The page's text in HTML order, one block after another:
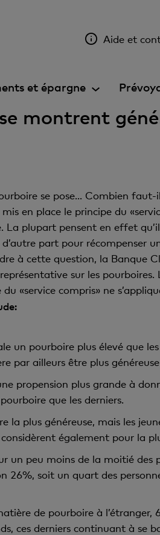
Aide et
et épargne
montrent
se pose... Combien
en place le principe du
plupart pensent en effet
part pour récompenser
à cette question, la Banque
sur les
«service compris» ne
un pourboire plus élevé que
par ailleurs être plus
propension plus grande à
que les derniers.
la plus généreuse, mais les
également pour la
un peu moins de la moitié des
26%, soit un quart des
de pourboire à
ces derniers continuant à se